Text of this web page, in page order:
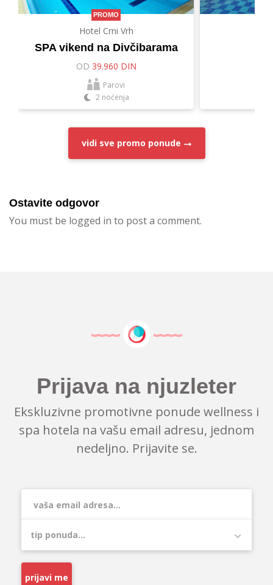
PROMO
Hotel Crni Vrh
SPA vikend na Divčibarama
OD 39.960 DIN
Parovi
2 noćenja
vidi sve promo ponude
Ostavite odgovor
You must be logged in to post a comment.
Prijava na njuzleter
Ekskluzivne promotivne ponude wellness i
spa hotela na vašu email adresu, jednom
nedeljno. Prijavite se.
prijavi me